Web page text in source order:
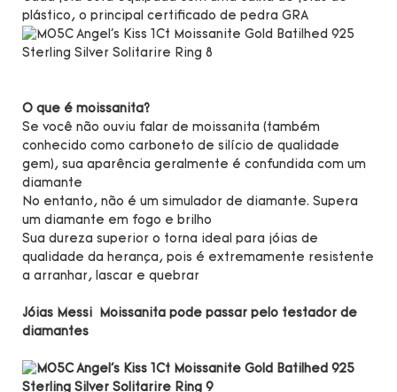
plástico, o principal certificado de pedra GRA
O que é moissanita?
Se você não ouviu falar de moissanita (também
conhecido como carboneto de silício de qualidade
gem), sua aparência geralmente é confundida com um
diamante
No entanto, não é um simulador de diamante. Supera
um diamante em fogo e brilho
Sua dureza superior o torna ideal para jóias de
qualidade da herança, pois é extremamente resistente
a arranhar, lascar e quebrar
Jóias Messi Moissanita pode passar pelo testador de
diamantes